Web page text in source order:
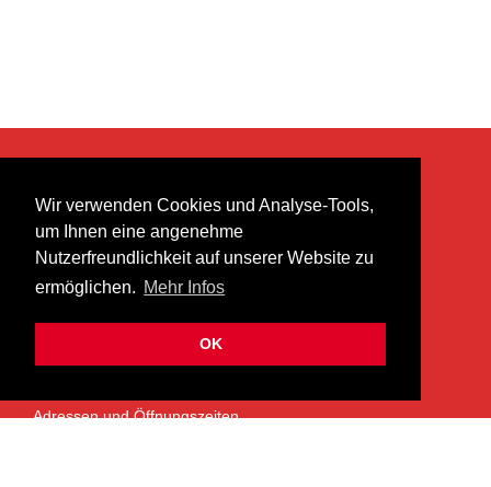
Wir verwenden Cookies und Analyse-Tools,
um Ihnen eine angenehme
Nutzerfreundlichkeit auf unserer Website zu
ermöglichen. Mehr Infos
OK
heer musik ag
Lättenstrasse 35
8952 Schlieren
info@heermusic.com
ÜBER UNS
Adressen und Öffnungszeiten